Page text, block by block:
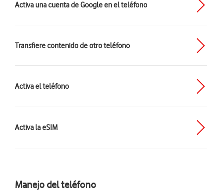
Activa una cuenta de Google en el teléfono
Transfiere contenido de otro teléfono
Activa el teléfono
Activa la eSIM
Manejo del teléfono